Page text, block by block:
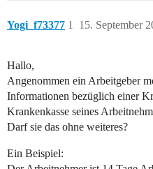
Yogi_f73377 15. September
1
Hallo,
Angenommen ein Arbeitgeber
Informationen bezüglich einer
Krankenkasse seines
Darf sie das ohne weiteres?
Ein Beispiel: